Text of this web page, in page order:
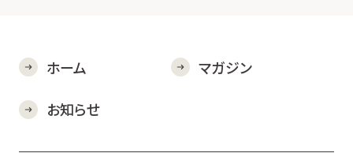
ホーム
お知らせ
マガジン